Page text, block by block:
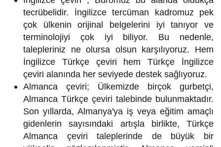
tecrübelidir. İngilizce tercüman kadromuz pek
çok ülkenin orijinal belgelerini iyi tanıyor ve
terminolojiyi çok iyi biliyor. Bu nedenle,
talepleriniz ne olursa olsun karşılıyoruz. Hem
İngilizce Türkçe çeviri hem Türkçe İngilizce
çeviri alanında her seviyede destek sağlıyoruz.
Almanca çeviri; Ülkemizde birçok gurbetçi,
Almanca Türkçe çeviri talebinde bulunmaktadır.
Son yıllarda, Almanya'ya iş veya eğitim amaçlı
gidenlerin sayısındaki artışla birlikte, Türkçe
Almanca çeviri taleplerinde de büyük bir